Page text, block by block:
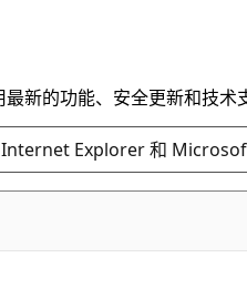
新的功能、安全更新和技术
Explorer 和